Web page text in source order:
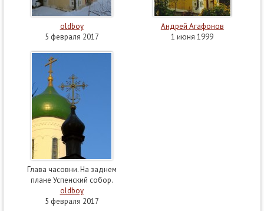
oldboy
5 февраля 2017
Андрей Агафонов
1 июня 1999
Глава часовни. На заднем
плане Успенский собор.
oldboy
5 февраля 2017